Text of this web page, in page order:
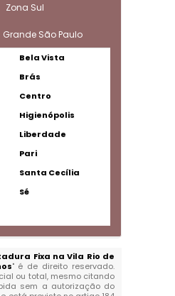
Zona Sul
Grande São Paulo
Bela Vista
Brás
Centro
Higienópolis
Liberdade
Pari
Santa Cecília
Sé
Fixa na Vila Rio de
" é de direito reservado.
ou total, mesmo citando
sem a autorização do